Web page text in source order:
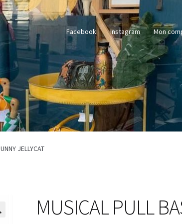
Facebook Instagram Mon
JELLYCAT
MUSICAL PULL